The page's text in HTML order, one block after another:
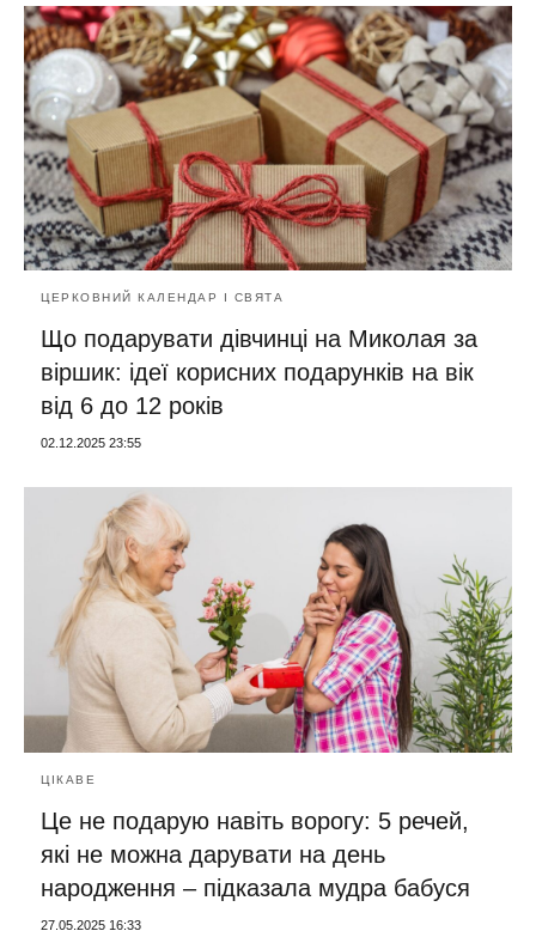
ЦЕРКОВНИЙ КАЛЕНДАР І СВЯТА
Що подарувати дівчинці на Миколая за
віршик: ідеї корисних подарунків на вік
від 6 до 12 років
02.12.2025 23:55
ЦІКАВЕ
Це не подарую навіть ворогу: 5 речей,
які не можна дарувати на день
народження – підказала мудра бабуся
27.05.2025 16:33